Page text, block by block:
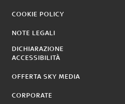
COOKIE POLICY
NOTE LEGALI
DICHIARAZIONE
ACCESSIBILITÀ
OFFERTA SKY MEDIA
CORPORATE